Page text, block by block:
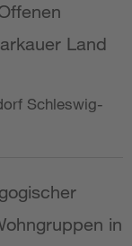
Land
Schleswig-
in